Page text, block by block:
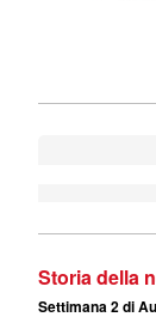
Storia della
Settimana 2 di